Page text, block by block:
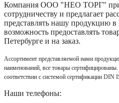
Компания ООО "НЕО ТОРГ"
сотрудничеству и предлагает
представлять нашу продукцию
возможность предоставлять
Петербурге и на заказ.
Ассортимент представляемой нами
наименований, все товары
соответствии с системой сертификации DIN
Наши телефоны: